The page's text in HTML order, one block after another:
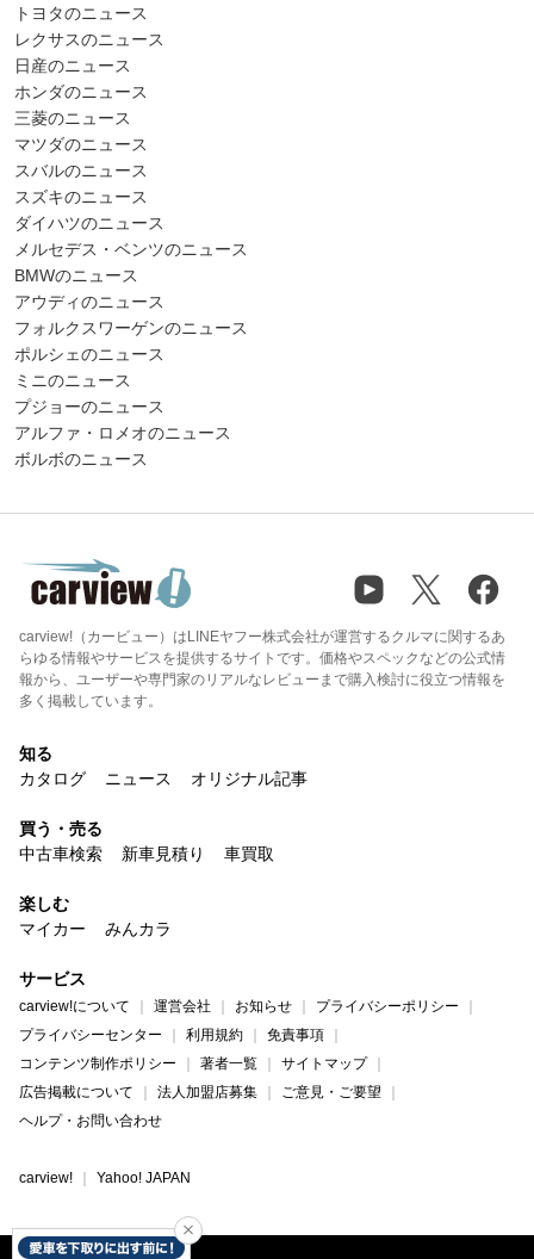
トヨタのニュース
レクサスのニュース
日産のニュース
ホンダのニュース
三菱のニュース
マツダのニュース
スバルのニュース
スズキのニュース
ダイハツのニュース
メルセデス・ベンツのニュース
BMWのニュース
アウディのニュース
フォルクスワーゲンのニュース
ポルシェのニュース
ミニのニュース
プジョーのニュース
アルファ・ロメオのニュース
ボルボのニュース
carview!（カービュー）はLINEヤフー株式会社が運営するクルマに関するあ
らゆる情報やサービスを提供するサイトです。価格やスペックなどの公式情
報から、ユーザーや専門家のリアルなレビューまで購入検討に役立つ情報を
多く掲載しています。
知る
カタログ
ニュース オリジナル記事
買う・売る
中古車検索
新車見積り 車買取
楽しむ
マイカー
みんカラ
サービス
carview!について 運営会社 お知らせ
プライバシーポリシー
プライバシーセンター
利用規約
免責事項
コンテンツ制作ポリシー
著者一覧
サイトマップ
広告掲載について
法人加盟店募集
ご意見・ご要望
ヘルプ・お問い合わせ
carview! Yahoo! JAPAN